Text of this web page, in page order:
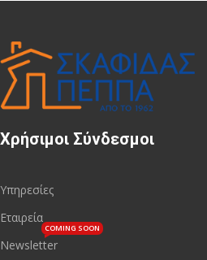
Χρήσιμοι Σύνδεσμοι
Υπηρεσίες
Εταιρεία
Newsletter
COMING SOON